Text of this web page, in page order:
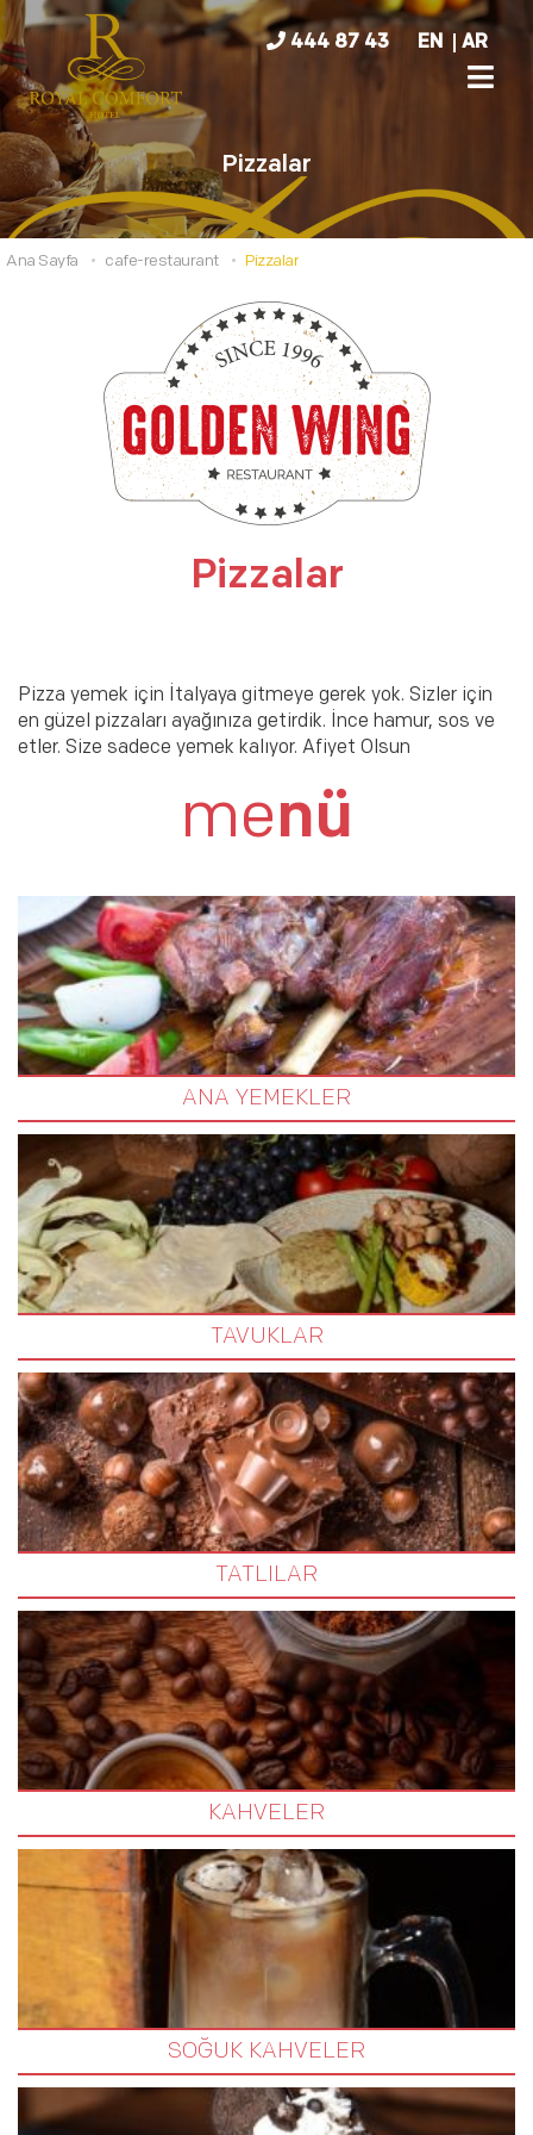
444 87 43 EN AR
Pizzalar
Ana Sayfa cafe-restaurant Pizzalar
Pizzalar
Pizza yemek için İtalyaya gitmeye gerek yok. Sizler için
en güzel pizzaları ayağınıza getirdik. İnce hamur, sos ve
etler. Size sadece yemek kalıyor. Afiyet Olsun
menü
ANA YEMEKLER
TAVUKLAR
TATLILAR
KAHVELER
SOĞUK KAHVELER